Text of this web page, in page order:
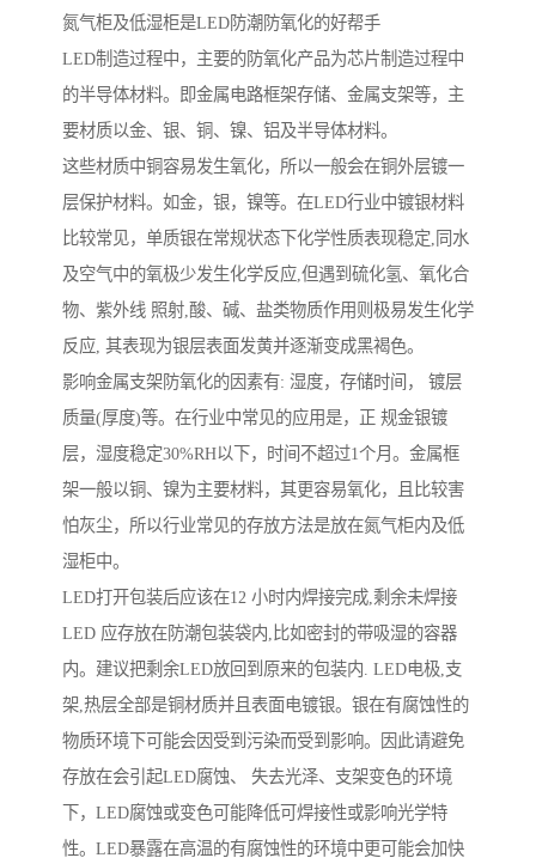
氮气柜及低湿柜是LED防潮防氧化的好帮手
LED制造过程中，主要的防氧化产品为芯片制造过程中
的半导体材料。即金属电路框架存储、金属支架等，主
要材质以金、银、铜、镍、铝及半导体材料。
这些材质中铜容易发生氧化，所以一般会在铜外层镀一
层保护材料。如金，银，镍等。在LED行业中镀银材料
比较常见，单质银在常规状态下化学性质表现稳定,同水
及空气中的氧极少发生化学反应,但遇到硫化氢、氧化合
物、紫外线 照射,酸、碱、盐类物质作用则极易发生化学
反应, 其表现为银层表面发黄并逐渐变成黑褐色。
影响金属支架防氧化的因素有: 湿度，存储时间， 镀层
质量(厚度)等。在行业中常见的应用是，正 规金银镀
层，湿度稳定30%RH以下，时间不超过1个月。金属框
架一般以铜、镍为主要材料，其更容易氧化，且比较害
怕灰尘，所以行业常见的存放方法是放在氮气柜内及低
湿柜中。
LED打开包装后应该在12 小时内焊接完成,剩余未焊接
LED 应存放在防潮包装袋内,比如密封的带吸湿的容器
内。建议把剩余LED放回到原来的包装内. LED电极,支
架,热层全部是铜材质并且表面电镀银。银在有腐蚀性的
物质环境下可能会因受到污染而受到影响。因此请避免
存放在会引起LED腐蚀、 失去光泽、支架变色的环境
下，LED腐蚀或变色可能降低可焊接性或影响光学特
性。LED暴露在高温的有腐蚀性的环境中更可能会加快